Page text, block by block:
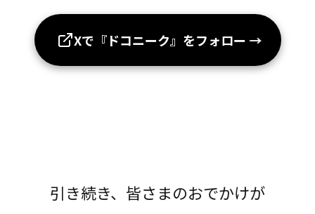
Xで『ドコニーク』をフォロー →
引き続き、皆さまのおでかけが